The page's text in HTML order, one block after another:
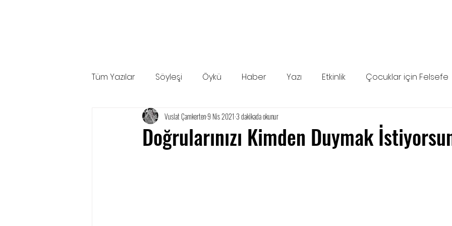
Tüm Yazılar Söyleşi Öykü Haber Yazı Etkinlik Çocuklar için Felsefe
Doğrularınızı Kimden Duymak
Vuslat Çamkerten9 Nis 2021 3 dakikada okunur